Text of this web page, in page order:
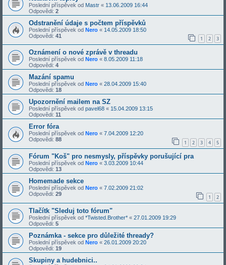
Poslední příspěvek od Mastr « 13.06.2009 16:44
Odpovědi: 2
Odstranění údaje s počtem příspěvků
Poslední příspěvek od Nero « 14.05.2009 18:50
Odpovědi: 41 1 2 3
Oznámení o nové zprávě v threadu
Poslední příspěvek od Nero « 8.05.2009 11:18
Odpovědi: 4
Mazání spamu
Poslední příspěvek od Nero « 28.04.2009 15:40
Odpovědi: 18
Upozornění mailem na SZ
Poslední příspěvek od pavel68 « 15.04.2009 13:15
Odpovědi: 11
Error fóra
Poslední příspěvek od Nero « 7.04.2009 12:20
Odpovědi: 88 1 2 3 4 5
Fórum "Koš" pro nesmysly, příspěvky porušující pra
Poslední příspěvek od Nero « 3.03.2009 10:44
Odpovědi: 13
Homemade sekce
Poslední příspěvek od Nero « 7.02.2009 21:02
Odpovědi: 29 1 2
Tlačítk "Sleduj toto fórum"
Poslední příspěvek od *Twisted.Brother* « 27.01.2009 19:29
Odpovědi: 5
Poznámka - sekce pro důležité thready?
Poslední příspěvek od Nero « 26.01.2009 20:20
Odpovědi: 19
Skupiny a hudebnici..